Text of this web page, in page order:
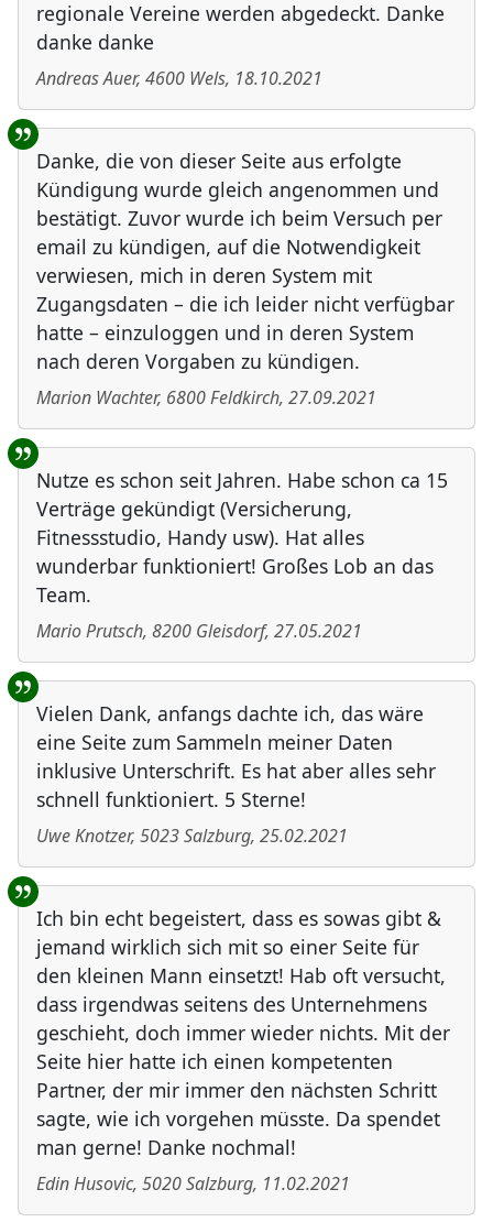
regionale Vereine werden abgedeckt. Danke
danke danke
Andreas Auer, 4600 Wels, 18.10.2021
Danke, die von dieser Seite aus erfolgte
Kündigung wurde gleich angenommen und
bestätigt. Zuvor wurde ich beim Versuch per
email zu kündigen, auf die Notwendigkeit
verwiesen, mich in deren System mit
Zugangsdaten – die ich leider nicht verfügbar
hatte – einzuloggen und in deren System
nach deren Vorgaben zu kündigen.
Marion Wachter, 6800Feldkirch, 27.09.2021
Nutze es schon seit Jahren. Habe schon ca 15
Verträge gekündigt (Versicherung,
Fitnessstudio, Handy usw). Hat alles
wunderbar funktioniert! Großes Lob an das
Team.
Mario Prutsch, 8200 Gleisdorf, 27.05.2021
Vielen Dank, anfangs dachte ich, das wäre
eine Seite zum Sammeln meiner Daten
inklusive Unterschrift. Es hat aber alles sehr
schnell funktioniert. 5 Sterne!
Uwe Knotzer, 5023Salzburg, 25.02.2021
Ich bin echt begeistert, dass es sowas gibt &
jemand wirklich sich mit so einer Seite für
den kleinen Mann einsetzt! Hab oft versucht,
dass irgendwas seitens des Unternehmens
geschieht, doch immer wieder nichts. Mit der
Seite hier hatte ich einen kompetenten
Partner, der mir immer den nächsten Schritt
sagte, wie ich vorgehen müsste. Da spendet
man gerne! Danke nochmal!
Edin Husovic, 5020Salzburg, 11.02.2021